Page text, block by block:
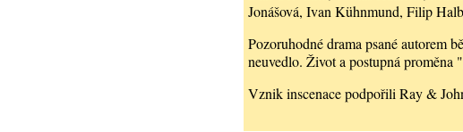
Jonášová, Ivan Kühnmund, Filip
Pozoruhodné drama psané autorem
neuvedlo. Život a postupná
Vznik inscenace podpořili Ray &